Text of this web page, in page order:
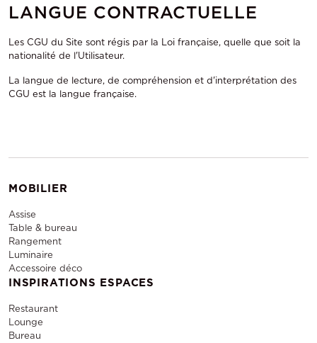
LANGUE CONTRACTUELLE
Les CGU du Site sont régis par la Loi française, quelle que soit la
nationalité de l'Utilisateur.
La langue de lecture, de compréhension et d'interprétation des
CGU est la langue française.
MOBILIER
Assise
Table & bureau
Rangement
Luminaire
Accessoire déco
INSPIRATIONS ESPACES
Restaurant
Lounge
Bureau